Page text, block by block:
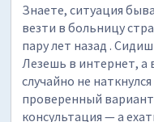
Знаете, ситуация
везти в больницу
пару лет назад .
Лезешь в интернет, а
случайно не
проверенный
консультация — а